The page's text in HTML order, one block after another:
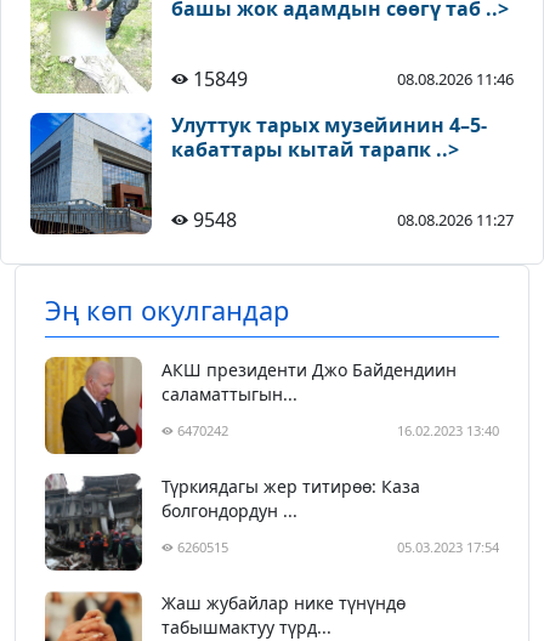
башы жок адамдын сөөгү таб ..>
15849 08.08.2026 11:46
Улуттук тарых музейинин 4–5-
кабаттары кытай тарапк ..>
9548 08.08.2026 11:27
Эң көп окулгандар
АКШ президенти Джо Байдендиин
саламаттыгын...
6470242 16.02.2023 13:40
Түркиядагы жер титирөө: Каза
болгондордун ...
6260515 05.03.2023 17:54
Жаш жубайлар нике түнүндө
табышмактуу түрд...